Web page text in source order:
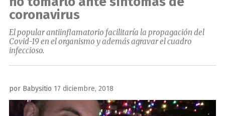
coronavirus
El popular antiinflamatorio facilitaría la propagación del
Covid-19 en el organismo y además agravar el cuadro
infeccioso.
por Babysitio Publicado
el
17 diciembre, 2018